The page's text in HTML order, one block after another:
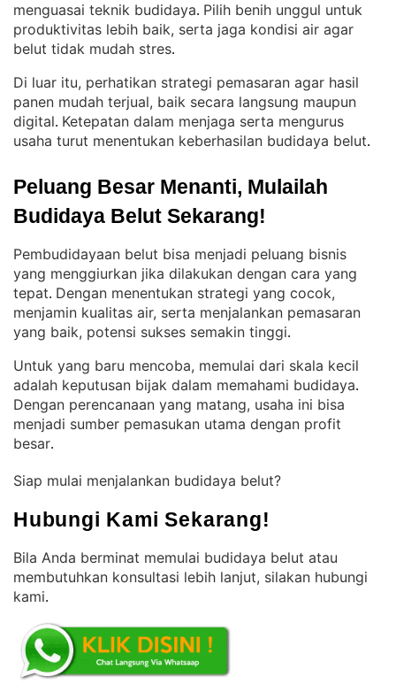
menguasai teknik budidaya. Pilih benih unggul untuk
produktivitas lebih baik, serta jaga kondisi air agar
belut tidak mudah stres.
Di luar itu, perhatikan strategi pemasaran agar hasil
panen mudah terjual, baik secara langsung maupun
digital. Ketepatan dalam menjaga serta mengurus
usaha turut menentukan keberhasilan budidaya belut.
Peluang Besar Menanti, Mulailah
Budidaya Belut Sekarang!
Pembudidayaan belut bisa menjadi peluang bisnis
yang menggiurkan jika dilakukan dengan cara yang
tepat. Dengan menentukan strategi yang cocok,
menjamin kualitas air, serta menjalankan pemasaran
yang baik, potensi sukses semakin tinggi.
Untuk yang baru mencoba, memulai dari skala kecil
adalah keputusan bijak dalam memahami budidaya
Dengan perencanaan yang matang, usaha ini bisa
menjadi sumber pemasukan utama dengan profit
besar.
Siap mulai menjalankan budidaya belut?
Hubungi Kami Sekarang!
Bila Anda berminat memulai budidaya belut atau
membutuhkan konsultasi lebih lanjut, silakan hubungi
kami.